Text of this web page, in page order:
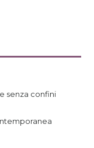
senza confini